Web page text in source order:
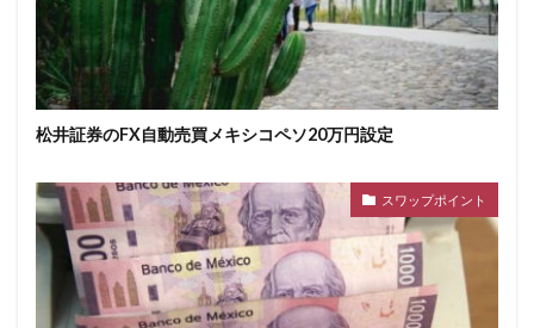
松井証券のFX自動売買メキシコペソ20万円設定
スワップポイント